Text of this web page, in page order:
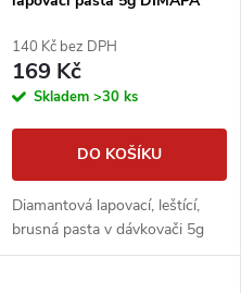
140 Kč bez DPH
169 Kč
Skladem >30 ks
DO KOŠÍKU
Diamantová lapovací, leštící,
brusná pasta v dávkovači 5g